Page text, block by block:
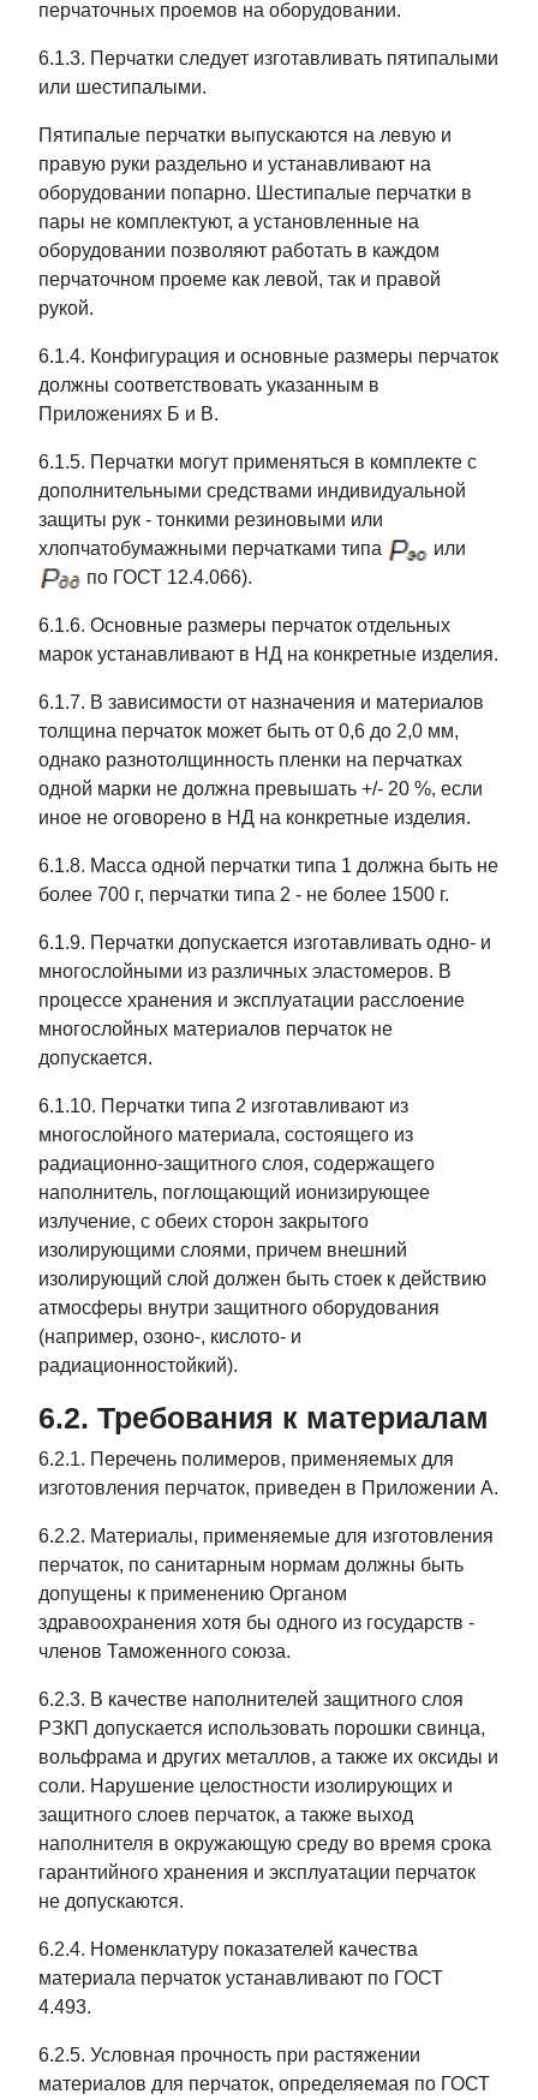
перчаточных проемов на оборудовании.
6.1.3. Перчатки следует изготавливать пятипалыми
или шестипалыми.
Пятипалые перчатки выпускаются на левую и
правую руки раздельно и устанавливают на
оборудовании попарно. Шестипалые перчатки в
пары не комплектуют, а установленные на
оборудовании позволяют работать в каждом
перчаточном проеме как левой, так и правой
рукой.
6.1.4. Конфигурация и основные размеры перчаток
должны соответствовать указанным в
Приложениях Б и В.
6.1.5. Перчатки могут применяться в комплекте с
дополнительными средствами индивидуальной
защиты рук - тонкими резиновыми или
хлопчатобумажными перчатками типа
или
по ГОСТ 12.4.066).
6.1.6. Основные размеры перчаток отдельных
марок устанавливают в НД на конкретные изделия.
6.1.7. В зависимости от назначения и материалов
толщина перчаток может быть от 0,6 до 2,0 мм,
однако разнотолщинность пленки на перчатках
одной марки не должна превышать +/- 20 %, если
иное не оговорено в НД на конкретные изделия.
6.1.8. Масса одной перчатки типа 1 должна быть не
более 700 г, перчатки типа 2 - не более 1500 г.
6.1.9. Перчатки допускается изготавливать одно- и
многослойными из различных эластомеров. В
процессе хранения и эксплуатации расслоение
многослойных материалов перчаток не
допускается.
6.1.10. Перчатки типа 2 изготавливают из
многослойного материала, состоящего из
радиационно-защитного слоя, содержащего
наполнитель, поглощающий ионизирующее
излучение, с обеих сторон закрытого
изолирующими слоями, причем внешний
изолирующий слой должен быть стоек к действию
атмосферы внутри защитного оборудования
(например, озоно-, кислото- и
радиационностойкий).
6.2. Требования к материалам
6.2.1. Перечень полимеров, применяемых для
изготовления перчаток, приведен в Приложении А.
6.2.2. Материалы, применяемые для изготовления
перчаток, по санитарным нормам должны быть
допущены к применению Органом
здравоохранения хотя бы одного из государств -
членов Таможенного союза.
6.2.3. В качестве наполнителей защитного слоя
РЗКП допускается использовать порошки свинца,
вольфрама и других металлов, а также их оксиды и
соли. Нарушение целостности изолирующих и
защитного слоев перчаток, а также выход
наполнителя в окружающую среду во время срока
гарантийного хранения и эксплуатации перчаток
не допускаются.
6.2.4. Номенклатуру показателей качества
материала перчаток устанавливают по ГОСТ
4.493.
6.2.5. Условная прочность при растяжении
материалов для перчаток, определяемая по ГОСТ